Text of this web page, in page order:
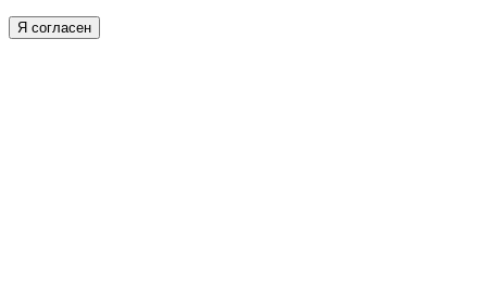
Я согласен